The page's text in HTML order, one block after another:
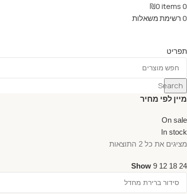
0
items
₪0
0רשימת משאלות
תפריט
Search
מיין לפי מחיר
On sale
In stock
מציגים את כל ⁦2⁩ התוצאות
Show 9 12 18 24